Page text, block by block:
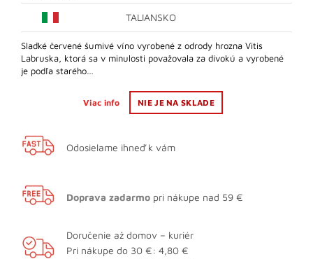
TALIANSKO
Sladké červené šumivé víno vyrobené z odrody hrozna Vitis
Labruska, ktorá sa v minulosti považovala za divokú a vyrobené
je podľa starého…
Viac info NIE JE NA SKLADE
Odosielame ihneď k vám
Doprava zadarmo pri nákupe nad 59 €
Doručenie až domov – kuriér
Pri nákupe do 30 €: 4,80 €